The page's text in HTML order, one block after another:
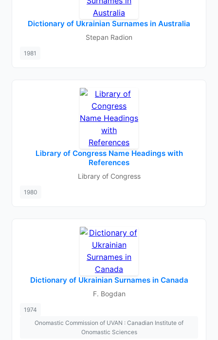
Dictionary of Ukrainian Surnames in Australia
Stepan Radion
1981
Library of Congress Name Headings with
References
Library of Congress
1980
Dictionary of Ukrainian Surnames in Canada
F. Bogdan
1974
Onomastic Commission of UVAN : Canadian Institute of
Onomastic Sciences